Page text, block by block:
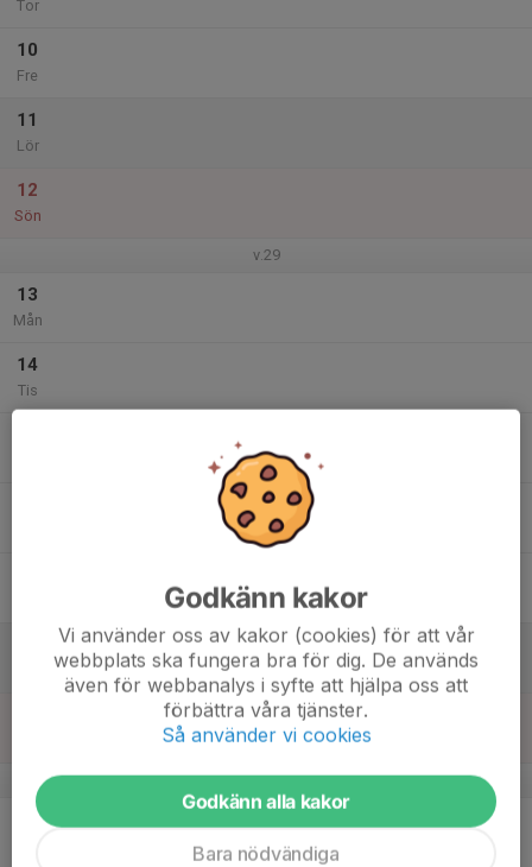
Tor
10
Fre
11
Lör
12
Sön
v.29
13
Mån
14
Tis
v.30
20
Godkänn kakor
Vi använder oss av kakor (cookies) för att vår
webbplats ska fungera bra för dig. De används
även för webbanalys i syfte att hjälpa oss att
förbättra våra tjänster.
Så använder vi cookies
Godkänn alla kakor
Bara nödvändiga